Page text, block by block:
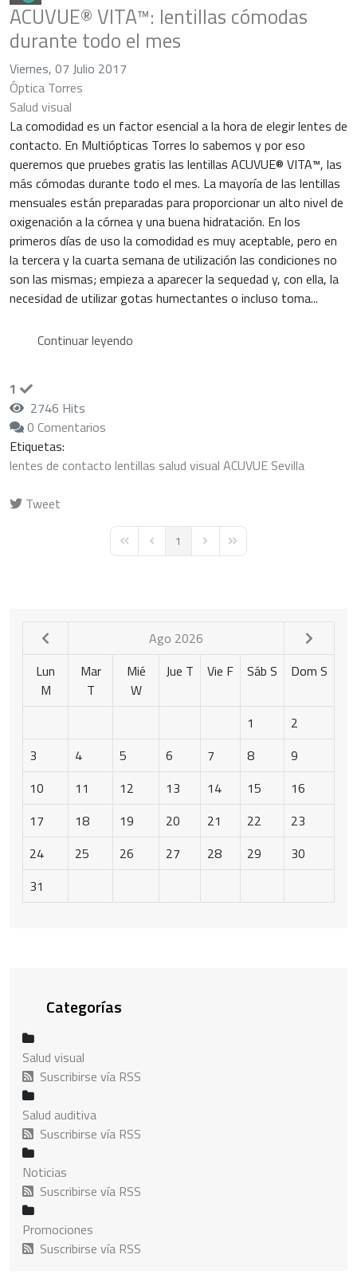
ACUVUE® VITA™: lentillas cómodas
durante todo el mes
Viernes, 07 Julio 2017
Óptica Torres
Salud visual
La comodidad es un factor esencial a la hora de elegir lentes de
contacto. En Multiópticas Torres lo sabemos y por eso
queremos que pruebes gratis las lentillas ACUVUE® VITA™, las
más cómodas durante todo el mes. La mayoría de las lentillas
mensuales están preparadas para proporcionar un alto nivel de
oxigenación a la córnea y una buena hidratación. En los
primeros días de uso la comodidad es muy aceptable, pero en
la tercera y la cuarta semana de utilización las condiciones no
son las mismas; empieza a aparecer la sequedad y, con ella, la
necesidad de utilizar gotas humectantes o incluso toma...
Continuar leyendo
1
2746 Hits
0 Comentarios
Etiquetas:
lentes de contacto lentillas salud visual ACUVUE Sevilla
Tweet
First PagePrevious Page
1 Next PageLast Page
Ago 2026
Lun
M
Mar
T
Mié
W
Jue T Vie F Sáb S Dom S
1
2
3
4 5 6 7 8
9
10
11 12 13 14 15
16
17
18 19 20 21 22
23
24
25 26 27 28 29
30
31
Categorías
Salud visual
Suscribirse vía RSS
Salud auditiva
Suscribirse vía RSS
Noticias
Suscribirse vía RSS
Promociones
Suscribirse vía RSS